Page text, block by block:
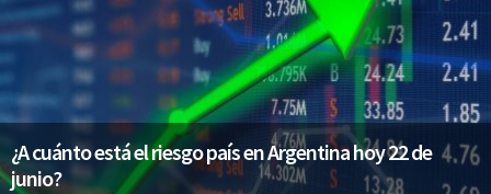
¿A cuánto está el riesgo país en Argentina hoy 22 de
junio?